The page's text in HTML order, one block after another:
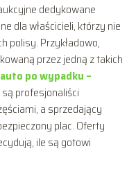
dedykowane
dla właścicieli, którzy nie
polisy. Przykładowo,
przez jedną z takich
auto po wypadku –
profesjonaliści
a sprzedający
plac. Oferty
ile są gotowi